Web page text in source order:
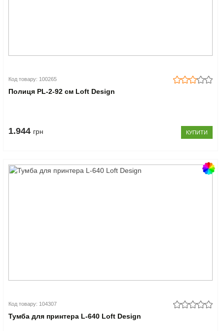
Код товару: 100265
Полиця PL-2-92 см Loft Design
1.944 грн КУПИТИ
Код товару: 104307
Тумба для принтера L-640 Loft Design